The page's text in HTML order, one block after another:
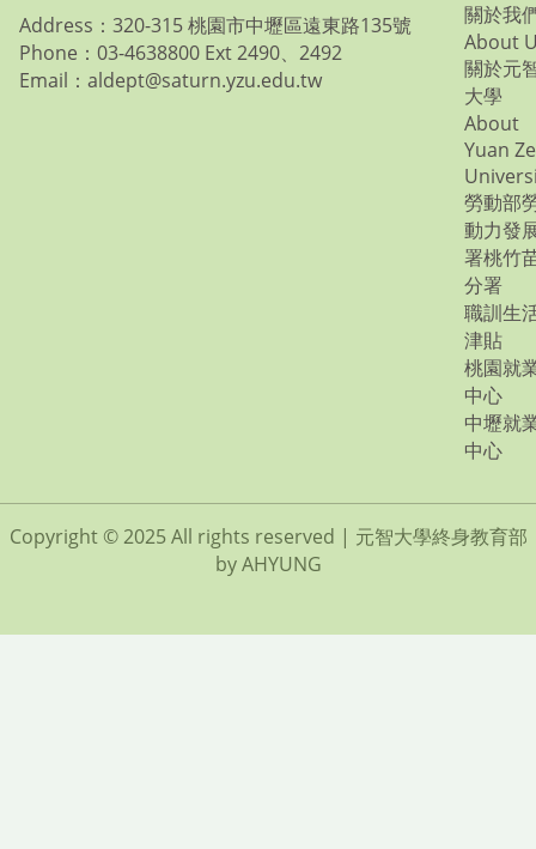
Address：320-315 桃園市中壢區遠東路135號
Phone：03-4638800 Ext 2490、2492
Email：aldept@saturn.yzu.edu.tw
關於我
About
關於元
大學
About
Yuan Ze
勞動部
動力發
署桃竹
分署
職訓生
津貼
桃園就
中心
中壢就
中心
Copyright © 2025 All rights reserved | 元智大學終身教育部
by AHYUNG